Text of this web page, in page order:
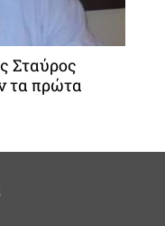
Σταύρος
τα πρώτα